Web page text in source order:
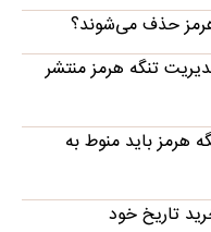
حذف می‌شوند؟
تنگه هرمز منتشر
هرمز باید منوط به
تاریخ خود